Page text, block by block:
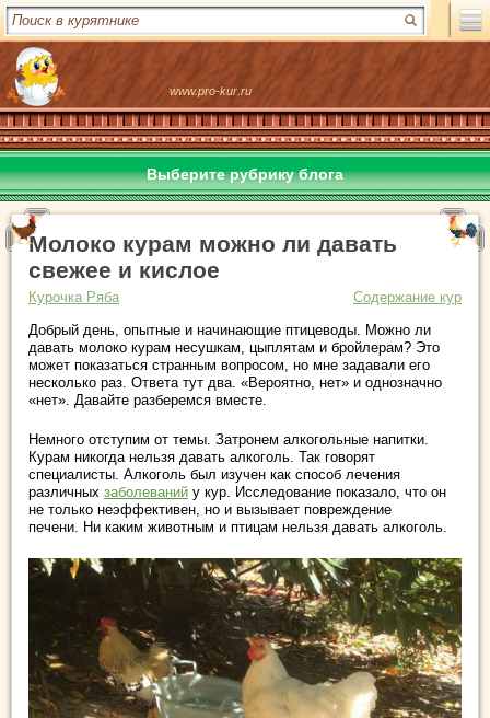
www.pro-kur.ru
Выберите рубрику блога
Молоко курам можно ли давать
свежее и кислое
Курочка Ряба
Содержание кур
Добрый день, опытные и начинающие птицеводы. Можно ли
давать молоко курам несушкам, цыплятам и бройлерам? Это
может показаться странным вопросом, но мне задавали его
несколько раз. Ответа тут два. «Вероятно, нет» и однозначно
«нет». Давайте разберемся вместе.
Немного отступим от темы. Затронем алкогольные напитки.
Курам никогда нельзя давать алкоголь. Так говорят
специалисты. Алкоголь был изучен как способ лечения
различных заболеваний у кур. Исследование показало, что он
не только неэффективен, но и вызывает повреждение
печени. Ни каким животным и птицам нельзя давать алкоголь.